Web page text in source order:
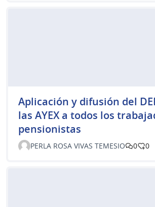
Aplicación y difusión del
las AYEX a todos los
pensionistas
PERLA ROSA VIVAS TEMESIO 0 0